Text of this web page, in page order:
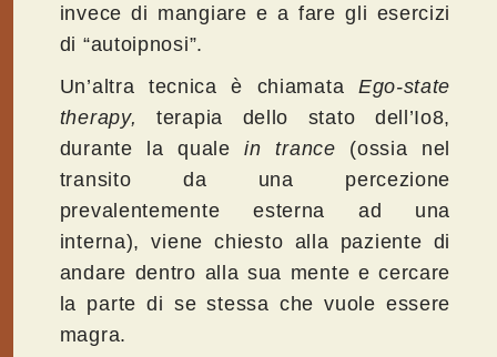
invece di mangiare e a fare gli esercizi
di “autoipnosi”.
Un’altra tecnica è chiamata Ego-state
therapy,
terapia dello stato dell’Io8,
durante la qualein trance (ossia nel
transito da una percezione
prevalentemente esterna ad una
interna), viene chiesto alla paziente di
andare dentro alla sua mente e cercare
la parte di se stessa che vuole essere
magra.